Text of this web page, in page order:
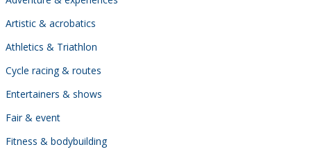
Artistic & acrobatics
Athletics & Triathlon
Cycle racing & routes
Entertainers & shows
Fair & event
Fitness & bodybuilding